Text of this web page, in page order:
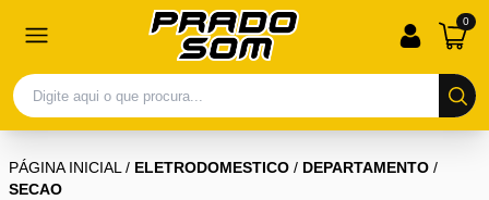
0
PÁGINA INICIAL/ ELETRODOMESTICO / DEPARTAMENTO /
SECAO